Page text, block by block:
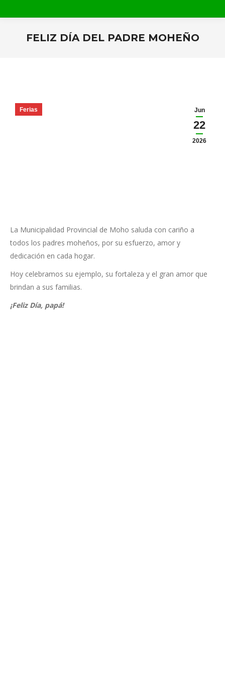
FELIZ DÍA DEL PADRE MOHEÑO
Jun
22
2026
Ferias
La Municipalidad Provincial de Moho saluda con cariño a
todos los padres moheños, por su esfuerzo, amor y
dedicación en cada hogar.
Hoy celebramos su ejemplo, su fortaleza y el gran amor que
brindan a sus familias.
¡Feliz Día, papá!